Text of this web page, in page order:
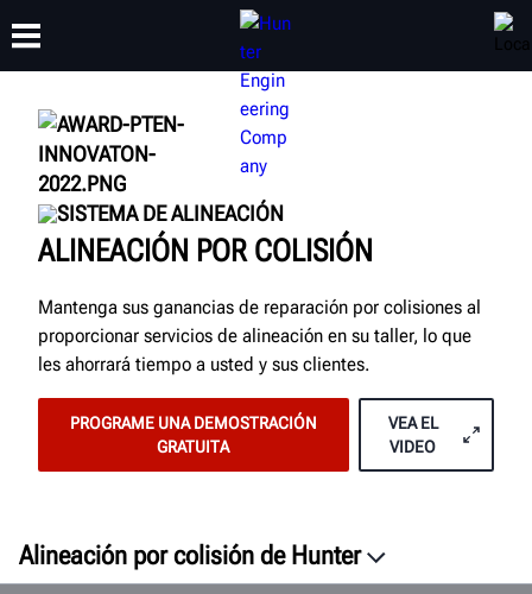
PRODUCTOS
CAPACITACIÓN
SISTEMA DE ALINEACIÓN
ALINEACIÓN POR COLISIÓN
Mantenga sus ganancias de reparación por colisiones al
proporcionar servicios de alineación en su taller, lo que
les ahorrará tiempo a usted y sus clientes.
PROGRAME UNA DEMOSTRACIÓN
GRATUITA
VEA EL
VIDEO
Alineación por colisión de Hunter